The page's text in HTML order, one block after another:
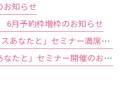
お知らせ
月予約枠増枠のお知らせ
8月22日(土)「ラストダンスあなたと」セミナー満席のお知らせ
8月22日「ラストダンスあなたと」セミナー開催のお知らせ